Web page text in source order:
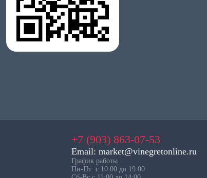
+7 (903) 863-07-53
Email: market@vinegretonline.ru
График работы
Пн-Пт: с 10:00 до 19:00